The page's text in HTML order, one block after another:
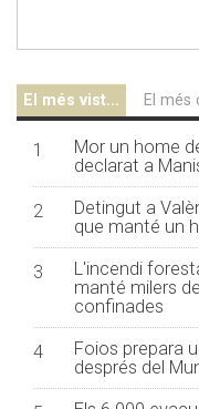
El més vist... El més
1
Mor un home
declarat a
2
Detingut a
que manté un
3
L'incendi
manté milers
confinades
4
Foios prepara
després del